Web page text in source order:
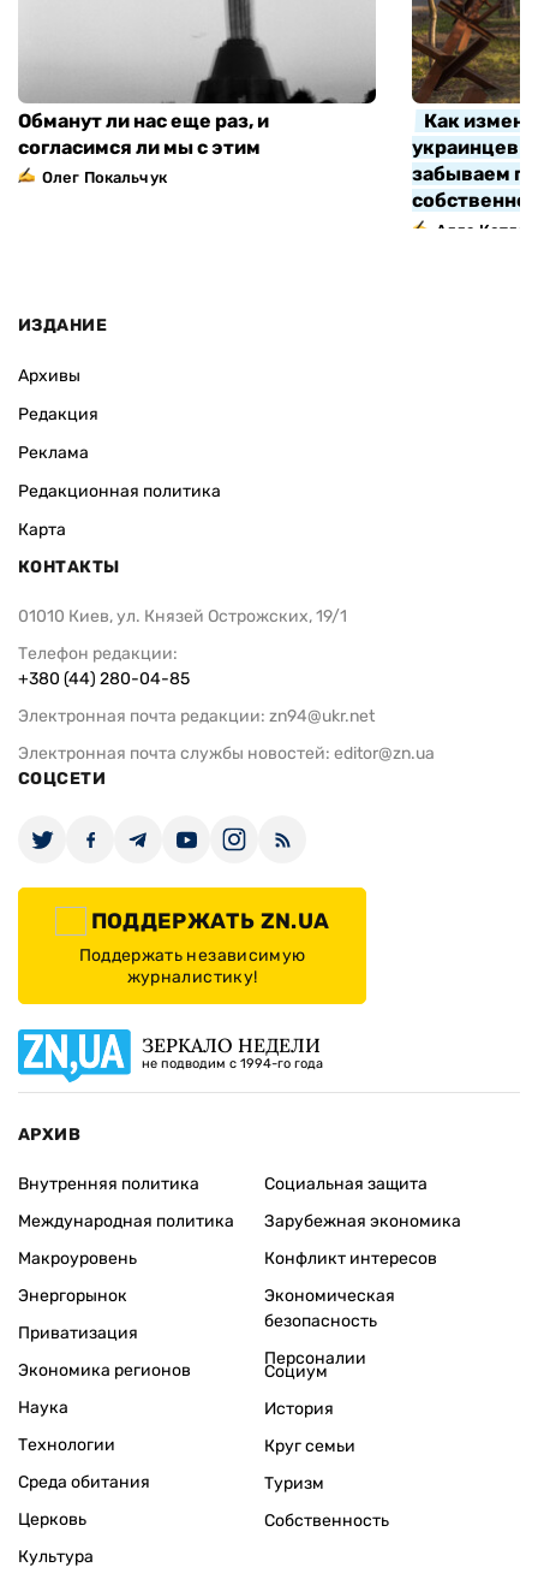
Обманут ли нас еще раз, и
согласимся ли мы с этим
Олег Покальчук
Как
украинцев
забываем
Алла Котляр
ИЗДАНИЕ
Архивы
Редакция
Реклама
Редакционная политика
Карта
КОНТАКТЫ
01010 Киев, ул. Князей Острожских, 19/1
Телефон редакции:
+380 (44) 280-04-85
Электронная почта редакции: zn94@ukr.net
Электронная почта службы новостей: editor@zn.ua
СОЦСЕТИ
ПОДДЕРЖАТЬ ZN.UA
Поддержать независимую
журналистику!
ЗЕРКАЛО НЕДЕЛИ
не подводим с 1994-го года
АРХИВ
Внутренняя политика
Международная политика
Макроуровень
Энергорынок
Приватизация
Экономика регионов
Социальная защита
Зарубежная экономика
Конфликт интересов
Экономическая
безопасность
Персоналии
Наука
Технологии
Среда обитания
Церковь
Культура
Социум
История
Круг семьи
Туризм
Собственность